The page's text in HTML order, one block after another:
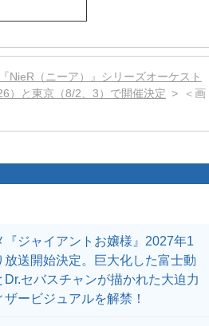
『NieR（ニーア）』シリーズオーケスト
）と東京（8/2、3）で開催決定
＜画
『ジャイアントお嬢様』2027年1
放送開始決定。巨大化した富士動
Dr.セバスチャンが描かれた大迫力
ザービジュアルを解禁！